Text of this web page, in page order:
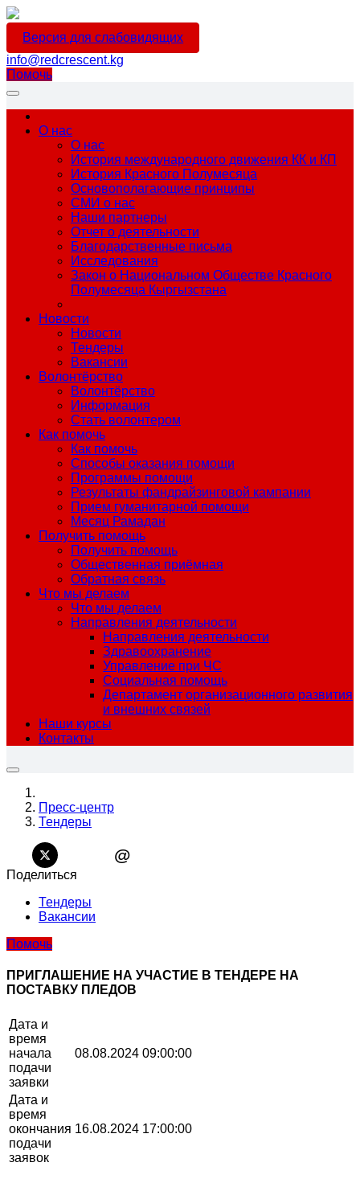
Версия для слабовидящих
info@redcrescent.kg
Помочь
О нас
О нас
История международного движения КК и КП
История Красного Полумесяца
Основополагающие принципы
СМИ о нас
Наши партнеры
Отчет о деятельности
Благодарственные письма
Исследования
Закон о Национальном Обществе Красного
Полумесяца Кыргызстана
Новости
Новости
Тендеры
Вакансии
Волонтёрство
Волонтёрство
Информация
Стать волонтером
Как помочь
Как помочь
Способы оказания помощи
Программы помощи
Результаты фандрайзинговой кампании
Прием гуманитарной помощи
Месяц Рамадан
Получить помощь
Получить помощь
Общественная приёмная
Обратная связь
Что мы делаем
Что мы делаем
Направления деятельности
Направления деятельности
Здравоохранение
Управление при ЧС
Социальная помощь
Департамент организационного развития
и внешних связей
Наши курсы
Контакты
Пресс-центр
Тендеры
@
Поделиться
Тендеры
Вакансии
Помочь
ПРИГЛАШЕНИЕ НА УЧАСТИЕ В ТЕНДЕРЕ НА
ПОСТАВКУ ПЛЕДОВ
Дата и
время
начала
подачи
заявки
08.08.2024 09:00:00
Дата и
время
окончания
подачи
заявок
16.08.2024 17:00:00